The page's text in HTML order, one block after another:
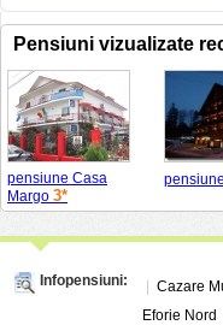
Pensiuni vizualizate
pensiune Casa
Margo 3*
Infopensiuni: Cazare
Eforie Nord